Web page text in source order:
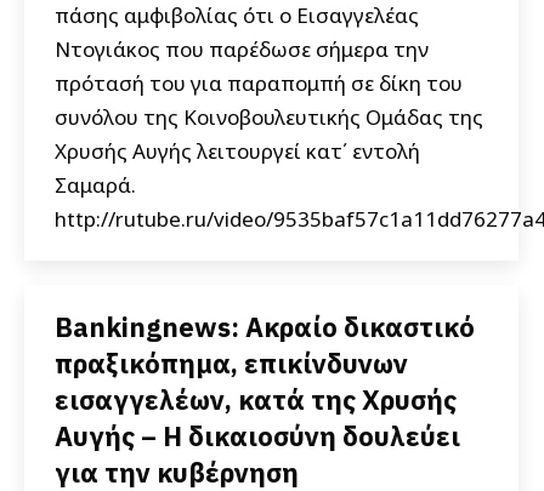
πάσης αμφιβολίας ότι ο Εισαγγελέας
Ντογιάκος που παρέδωσε σήμερα την
πρότασή του για παραπομπή σε δίκη του
συνόλου της Κοινοβουλευτικής Ομάδας της
Χρυσής Αυγής λειτουργεί κατ΄ εντολή
Σαμαρά.
http://rutube.ru/video/
Bankingnews: Ακραίο δικαστικό
πραξικόπημα, επικίνδυνων
εισαγγελέων, κατά της Χρυσής
Αυγής – Η δικαιοσύνη δουλεύει
για την κυβέρνηση